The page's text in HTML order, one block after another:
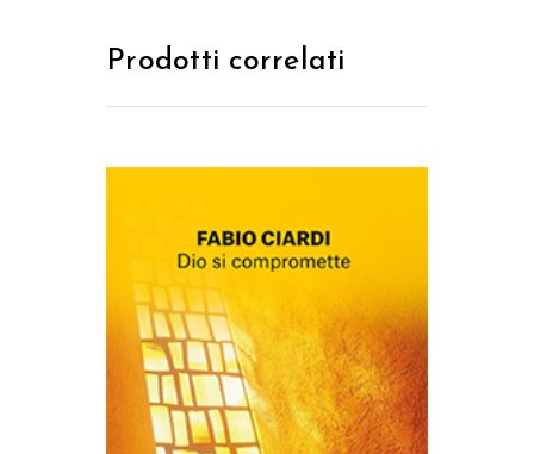
Prodotti correlati
AGGIUNGI AL CARRELLO